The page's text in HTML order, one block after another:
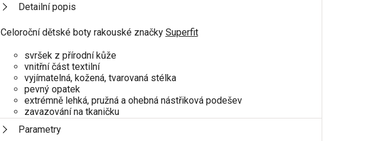
Detailní popis
Celoroční dětské boty rakouské značky Superfit
svršek z přírodní kůže
vnitřní část textilní
vyjímatelná, kožená, tvarovaná stélka
pevný opatek
extrémně lehká, pružná a ohebná nástřiková podešev
zavazování na tkaničku
Parametry